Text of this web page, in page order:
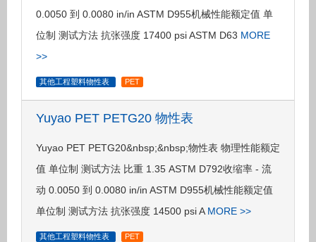
0.0050 到 0.0080 in/in ASTM D955机械性能额定值 单
位制 测试方法 抗张强度 17400 psi ASTM D63 MORE
>>
其他工程塑料物性表 PET
Yuyao PET PETG20 物性表
Yuyao PET PETG20&nbsp;&nbsp;物性表 物理性能额定
值 单位制 测试方法 比重 1.35 ASTM D792收缩率 - 流
动 0.0050 到 0.0080 in/in ASTM D955机械性能额定值
单位制 测试方法 抗张强度 14500 psi A MORE >>
其他工程塑料物性表 PET